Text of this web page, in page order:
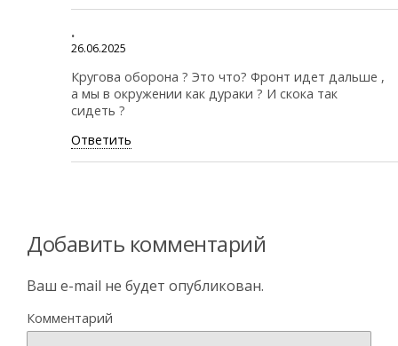
.
26.06.2025
Кругова оборона ? Это что? Фронт идет дальше ,
а мы в окружении как дураки ? И скока так
сидеть ?
Ответить
Добавить комментарий
Ваш e-mail не будет опубликован.
Комментарий